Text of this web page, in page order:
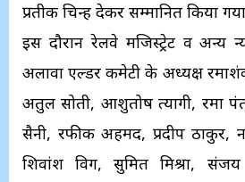
प्रतीक चिन्ह देकर सम्मानित किया
इस दौरान रेलवे मजिस्ट्रेट व अन्य
अलावा एल्डर कमेटी के अध्यक्ष
अतुल सोती, आशुतोष त्यागी, रमा
सैनी, रफीक अहमद, प्रदीप ठाकुर,
शिवांश विग, सुमित मिश्रा,